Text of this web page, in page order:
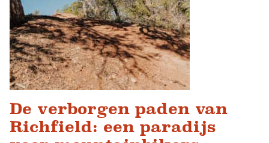
De verborgen paden van
Richfield: een paradijs